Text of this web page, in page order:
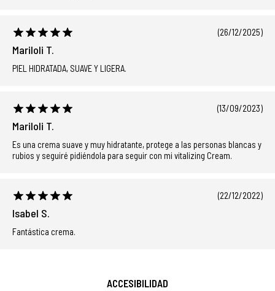
Mariloli T.
(26/12/2025)
PIEL HIDRATADA, SUAVE Y LIGERA.
Mariloli T.
(13/09/2023)
Es una crema suave y muy hidratante, protege a las personas blancas y
rubios y seguiré pidiéndola para seguir con mi vitalizing Cream.
Isabel S.
(22/12/2022)
Fantástica crema.
ACCESIBILIDAD